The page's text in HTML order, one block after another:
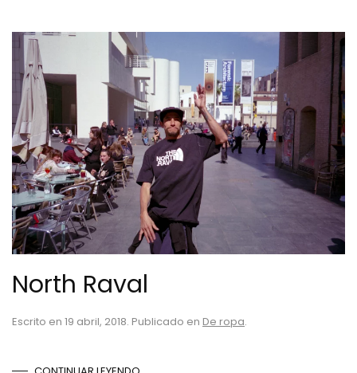
North Raval
Escrito en 19 abril, 2018. Publicado en De ropa.